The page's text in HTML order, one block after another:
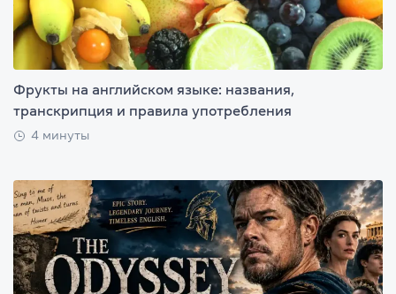
Фрукты на английском языке: названия,
транскрипция и правила употребления
4 минуты